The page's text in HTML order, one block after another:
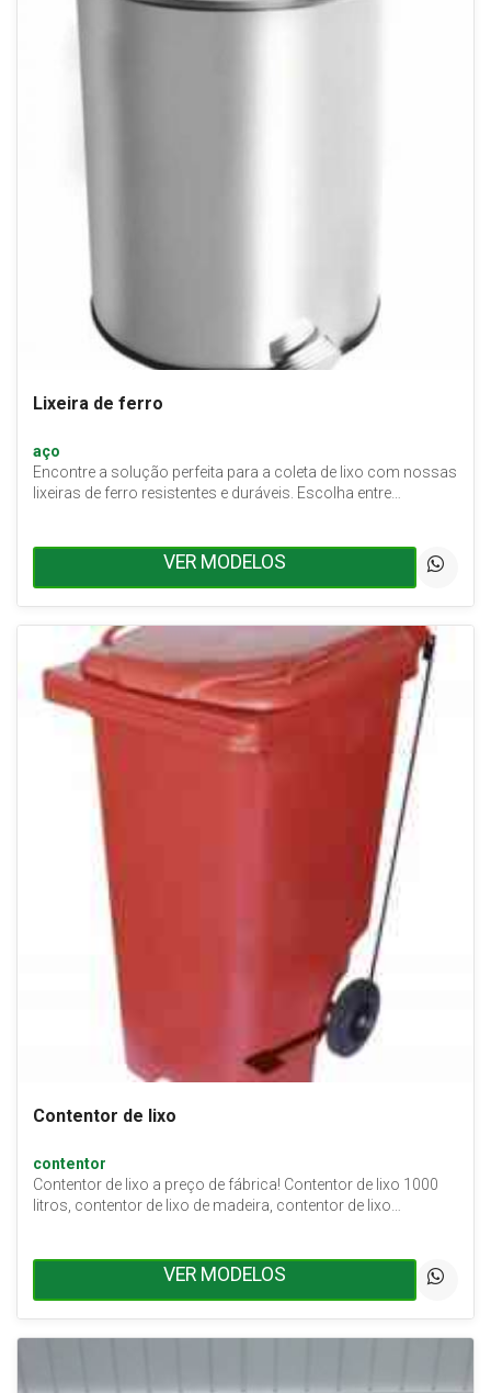
Lixeira de ferro
aço
Encontre a solução perfeita para a coleta de lixo com nossas
lixeiras de ferro resistentes e duráveis. Escolha entre…
VER MODELOS
Contentor de lixo
contentor
Contentor de lixo a preço de fábrica! Contentor de lixo 1000
litros, contentor de lixo de madeira, contentor de lixo…
VER MODELOS